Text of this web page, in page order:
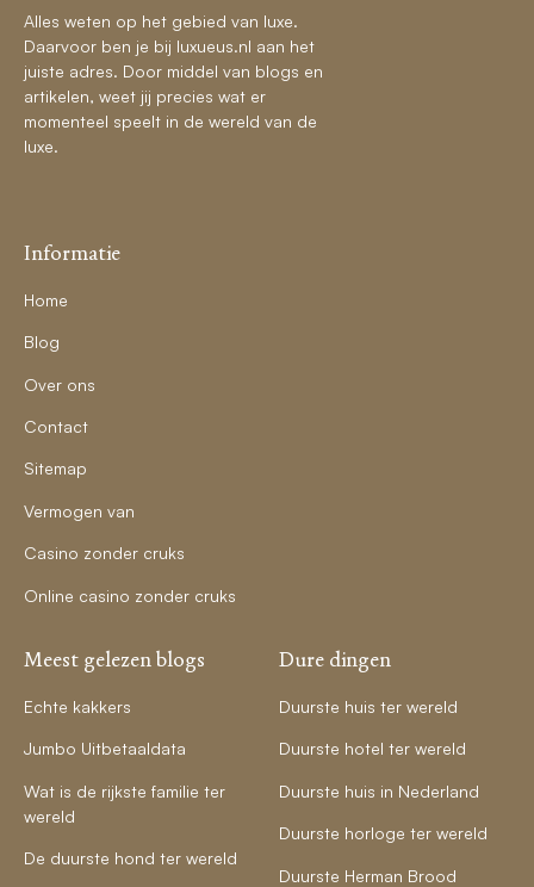
Alles weten op het gebied van luxe.
Daarvoor ben je bij luxueus.nl aan het
juiste adres. Door middel van blogs en
artikelen, weet jij precies wat er
momenteel speelt in de wereld van de
luxe.
Informatie
Home
Blog
Over ons
Contact
Sitemap
Vermogen van
Casino zonder cruks
Online casino zonder cruks
Meest gelezen blogs
Echte kakkers
Jumbo Uitbetaaldata
Wat is de rijkste familie ter
wereld
De duurste hond ter wereld
Dure dingen
Duurste huis ter wereld
Duurste hotel ter wereld
Duurste huis in Nederland
Duurste horloge ter wereld
Duurste Herman Brood